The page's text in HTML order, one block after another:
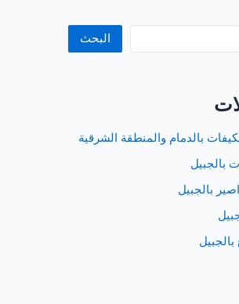
البحث
بالدمام والمنطقة الشرقية
بالجبيل
بالجبيل